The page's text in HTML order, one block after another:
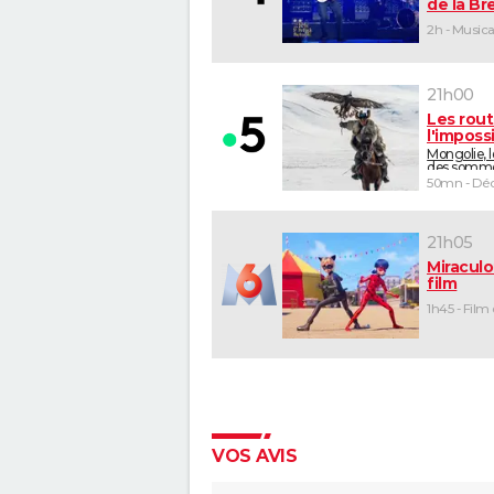
de la
2h -
21h00
Les
Mongolie,
des
50mn -
21h05
film
1h45 -
VOS AVIS